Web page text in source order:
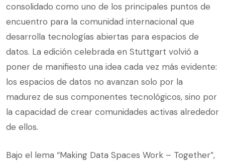
consolidado como uno de los principales puntos de
encuentro para la comunidad internacional que
desarrolla tecnologías abiertas para espacios de
datos. La edición celebrada en Stuttgart volvió a
poner de manifiesto una idea cada vez más evidente:
los espacios de datos no avanzan solo por la
madurez de sus componentes tecnológicos, sino por
la capacidad de crear comunidades activas alrededor
de ellos.
Bajo el lema “Making Data Spaces Work – Together”,